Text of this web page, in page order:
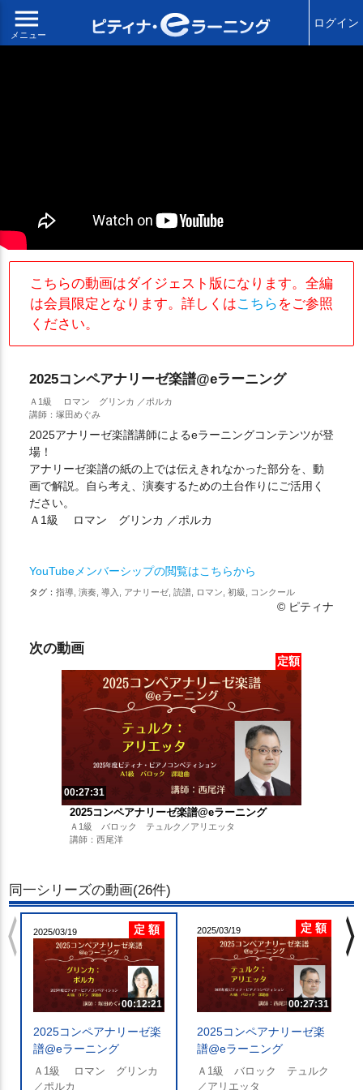
menu
メニュー
ログイン
こちらの動画はダイジェスト版になります。全編
は会員限定となります。詳しくはこちら をご参照
ください。
2025コンペアナリーゼ楽譜@eラーニング
Ａ1級 ロマン グリンカ ／ポルカ
講師：塚田めぐみ
2025アナリーゼ楽譜講師によるeラーニングコンテンツが登
場！
アナリーゼ楽譜の紙の上では伝えきれなかった部分を、動
画で解説。自ら考え、演奏するための土台作りにご活用く
ださい。
Ａ1級 ロマン グリンカ ／ポルカ
YouTubeメンバーシップの閲覧はこちらから
タグ： 指導, 演奏, 導入, アナリーゼ, 読譜, ロマン, 初級, コンクール
© ピティナ
次の動画
定額
00:27:31
2025コンペアナリーゼ楽譜@eラーニング
Ａ1級 バロック テュルク／アリエッタ
講師：西尾洋
同一シリーズの動画(26件)
2025/03/19 定 額
00:12:21
2025コンペアナリーゼ楽
譜@eラーニング
Ａ1級 ロマン グリンカ
／ポルカ
2025/03/19 定 額
00:27:31
2025コンペアナリーゼ楽
譜@eラーニング
Ａ1級 バロック テュルク
／アリエッタ
chevron_left chevron_right